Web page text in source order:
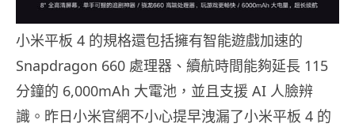
小米平板 4 的規格還包括擁有智能遊戲加速的
Snapdragon 660 處理器、續航時間能夠延長 115
分鐘的 6,000mAh 大電池，並且支援 AI 人臉辨
識。昨日小米官網不小心提早洩漏了小米平板 4 的